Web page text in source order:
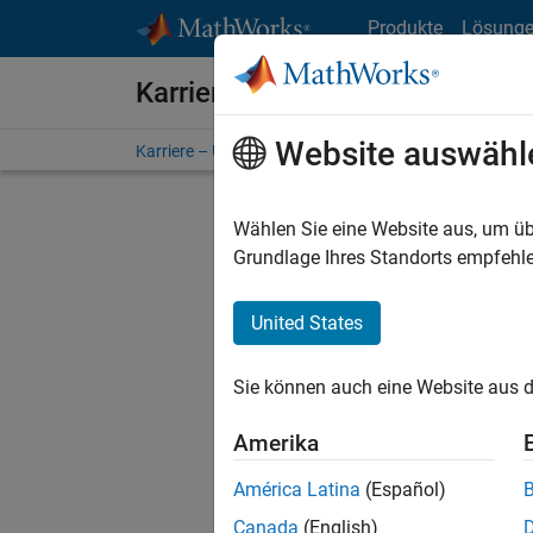
Produkte
Karriere bei MathWorks
Karriere – Übersicht Stellensuche
Stellen
Es
Region
Website
Wählen Sie eine Website aus, um
Grundlage Ihres Standorts
United States
Sie können auch eine Website aus
Amerika
América Latina (Español)
Canada (English)